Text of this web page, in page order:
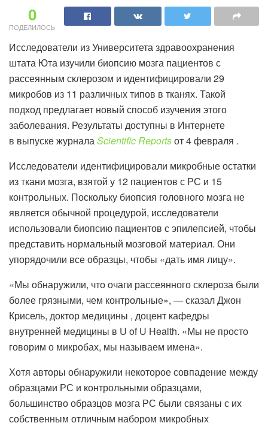
0
ПОДЕЛИЛОСЬ
Исследователи из Университета здравоохранения
штата Юта изучили биопсию мозга пациентов с
рассеянным склерозом и идентифицировали 29
микробов из 11 различных типов в тканях. Такой
подход предлагает новый способ изучения этого
заболевания. Результаты доступны в Интернете
в выпуске журналаScientific Reportsот 4 февраля .
Исследователи идентифицировали микробные остатки
из ткани мозга, взятой у 12 пациентов с РС и 15
контрольных. Поскольку биопсия головного мозга не
является обычной процедурой, исследователи
использовали биопсию пациентов с эпилепсией, чтобы
представить нормальный мозговой материал. Они
упорядочили все образцы, чтобы «дать имя лицу».
«Мы обнаружили, что очаги рассеянного склероза были
более грязными, чем контрольные», — сказал Джон
Крисель, доктор медицины , доцент кафедры
внутренней медицины в U of U Health. «Мы не просто
говорим о микробах, мы называем имена».
Хотя авторы обнаружили некоторое совпадение между
образцами РС и контрольными образцами,
большинство образцов мозга РС были связаны с их
собственным отличным набором микробных